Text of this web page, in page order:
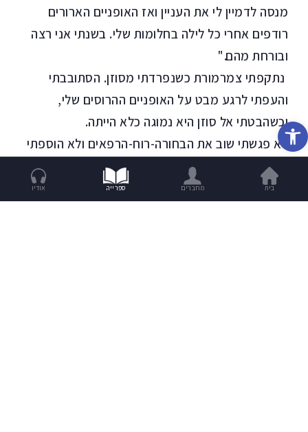
פתח סרגל נגישות
מנסה לדמיין לי את העניין ואז האופניים הארורים
רודפים אחרי כל לילה בחלומות שלי. בשנתי אני רצה
ובורחת מהם."
נתקפתי צמרמורת כשנפרדתי מסוזן. הסתובבתי
והעפתי לרגע מבט על האופניים ההרוסים שלי,
וכשהבטתי אל סוזן היא נמוגה כלא הייתה.
לא פגשתי שוב את הבחורה-רוח-הרפאים ולא הוספתי
עוד לרכוב על אופניים, אבל את הליצנים בכובעים
הירוקים לא אהבתי אף פעם, אפילו לא לפני ששמעתי
בית מחברים ספרייה אודיו